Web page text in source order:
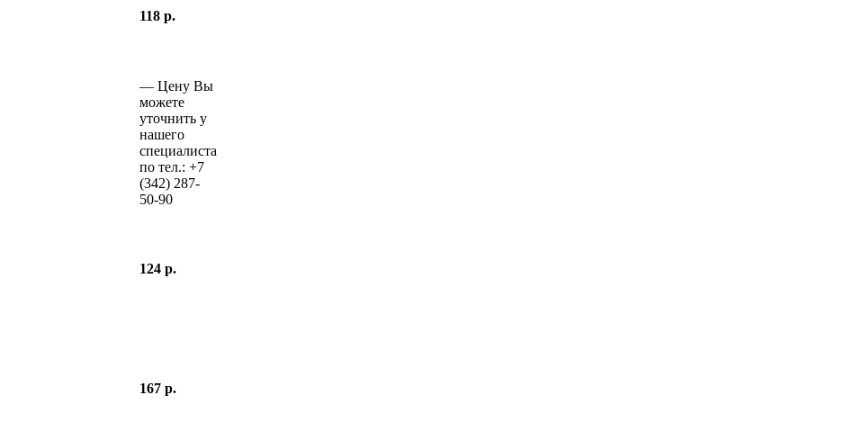
118 р.
— Цену Вы
можете
уточнить у
нашего
специалиста
по тел.: +7
(342) 287-
50-90
124 р.
167 р.